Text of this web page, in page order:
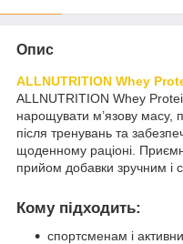
Опис
ALLNUTRITION Whey
ALLNUTRITION Whey
нарощувати м’язову масу,
після тренувань та
щоденному раціоні.
прийом добавки зручним і
Кому підходить:
спортсменам і